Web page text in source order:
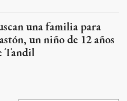
una familia para
un niño de 12 años
Tandil